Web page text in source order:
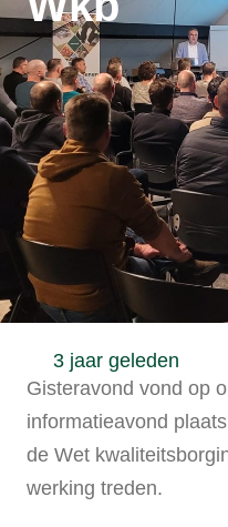
3 jaar geleden
Gisteravond vond op
informatieavond
de Wet
werking treden.